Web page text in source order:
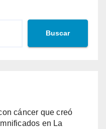
Buscar
cáncer que creó
en La